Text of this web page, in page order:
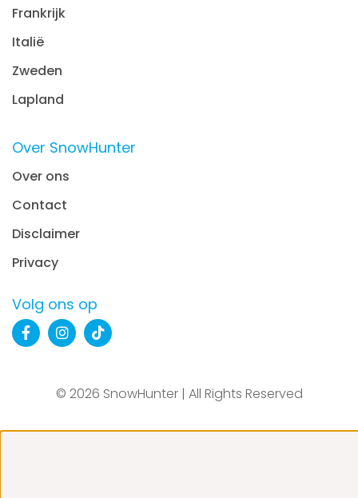
Frankrijk
Italië
Zweden
Lapland
Over SnowHunter
Over ons
Contact
Disclaimer
Privacy
Volg ons op
© 2026 SnowHunter | All Rights Reserved